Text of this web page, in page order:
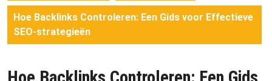
Hoe Backlinks Controleren: Een Gids voor Effectieve
SEO-strategieën